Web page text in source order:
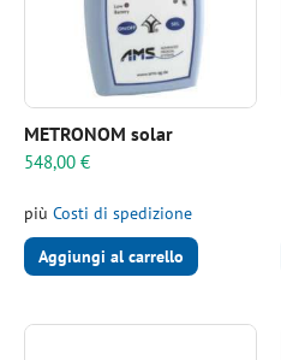
METRONOM solar
548,00 €
più Costi di spedizione
Aggiungi al carrello